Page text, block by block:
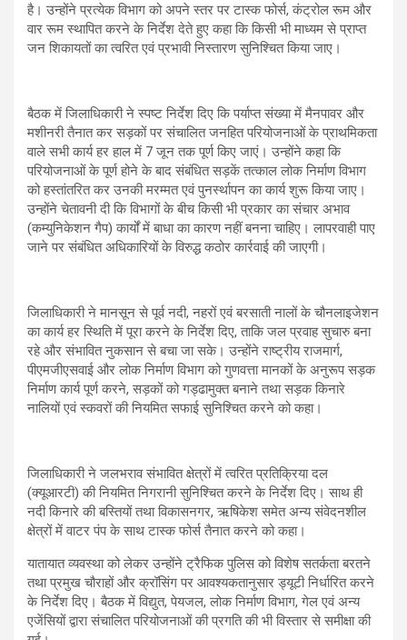
है। उन्होंने प्रत्येक विभाग को अपने स्तर पर टास्क फोर्स, कंट्रोल रूम और
वार रूम स्थापित करने के निर्देश देते हुए कहा कि किसी भी माध्यम से प्राप्त
जन शिकायतों का त्वरित एवं प्रभावी निस्तारण सुनिश्चित किया जाए।
बैठक में जिलाधिकारी ने स्पष्ट निर्देश दिए कि पर्याप्त संख्या में मैनपावर और
मशीनरी तैनात कर सड़कों पर संचालित जनहित परियोजनाओं के प्राथमिकता
वाले सभी कार्य हर हाल में 7 जून तक पूर्ण किए जाएं। उन्होंने कहा कि
परियोजनाओं के पूर्ण होने के बाद संबंधित सड़कें तत्काल लोक निर्माण विभाग
को हस्तांतरित कर उनकी मरम्मत एवं पुनर्स्थापन का कार्य शुरू किया जाए।
उन्होंने चेतावनी दी कि विभागों के बीच किसी भी प्रकार का संचार अभाव
(कम्युनिकेशन गैप) कार्यों में बाधा का कारण नहीं बनना चाहिए। लापरवाही पाए
जाने पर संबंधित अधिकारियों के विरुद्ध कठोर कार्रवाई की जाएगी।
जिलाधिकारी ने मानसून से पूर्व नदी, नहरों एवं बरसाती नालों के चौनलाइजेशन
का कार्य हर स्थिति में पूरा करने के निर्देश दिए, ताकि जल प्रवाह सुचारु बना
रहे और संभावित नुकसान से बचा जा सके। उन्होंने राष्ट्रीय राजमार्ग,
पीएमजीएसवाई और लोक निर्माण विभाग को गुणवत्ता मानकों के अनुरूप सड़क
निर्माण कार्य पूर्ण करने, सड़कों को गड्ढामुक्त बनाने तथा सड़क किनारे
नालियों एवं स्कवरों की नियमित सफाई सुनिश्चित करने को कहा।
जिलाधिकारी ने जलभराव संभावित क्षेत्रों में त्वरित प्रतिक्रिया दल
(क्यूआरटी) की नियमित निगरानी सुनिश्चित करने के निर्देश दिए। साथ ही
नदी किनारे की बस्तियों तथा विकासनगर, ऋषिकेश समेत अन्य संवेदनशील
क्षेत्रों में वाटर पंप के साथ टास्क फोर्स तैनात करने को कहा।
यातायात व्यवस्था को लेकर उन्होंने ट्रैफिक पुलिस को विशेष सतर्कता बरतने
तथा प्रमुख चौराहों और क्रॉसिंग पर आवश्यकतानुसार ड्यूटी निर्धारित करने
के निर्देश दिए। बैठक में विद्युत, पेयजल, लोक निर्माण विभाग, गेल एवं अन्य
एजेंसियों द्वारा संचालित परियोजनाओं की प्रगति की भी विस्तार से समीक्षा की